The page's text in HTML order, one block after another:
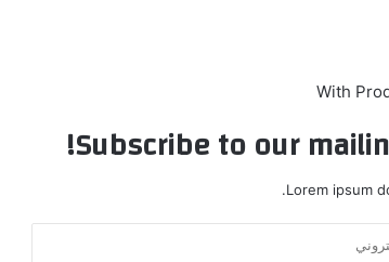
With
Subscribe to our
Lorem ipsum